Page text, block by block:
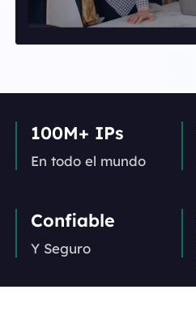
100M+ IPs
En todo el mundo
Confiable
Y Seguro